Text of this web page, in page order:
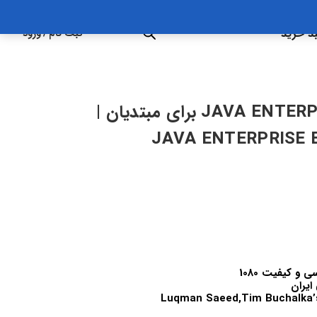
خرید ثبت نام/ورود
آموزش JAVA ENTERPRISE EDITION (JEE) برای مبتدیان |
JAVA ENTERPRISE